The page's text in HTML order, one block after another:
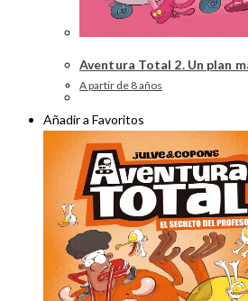
Aventura Total 2. Un plan
A partir de 8 años
Añadir a Favoritos